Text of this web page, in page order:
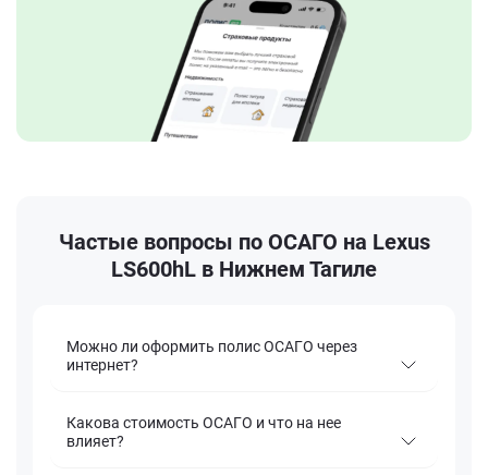
Частые вопросы по ОСАГО на Lexus
LS600hL в Нижнем Тагиле
Можно ли оформить полис ОСАГО через
интернет?
Какова стоимость ОСАГО и что на нее
влияет?